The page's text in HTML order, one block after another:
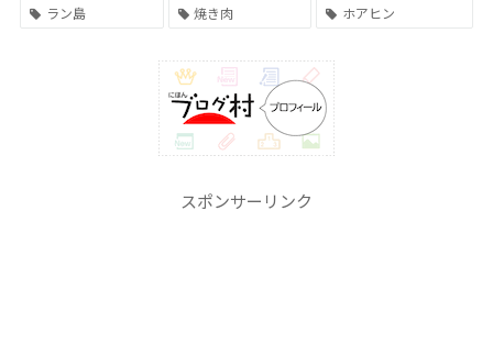
ラン島
焼き肉 ホアヒン
スポンサーリンク